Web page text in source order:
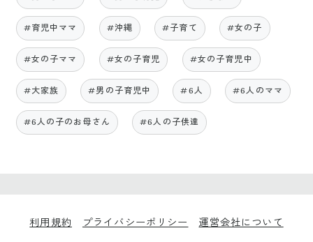
#育児中ママ #沖縄 #子育て #女の子
#女の子ママ #女の子育児 #女の子育児中
#大家族 #男の子育児中 #6人 #6人のママ
#6人の子のお母さん #6人の子供達
利用規約 プライバシーポリシー 運営会社について